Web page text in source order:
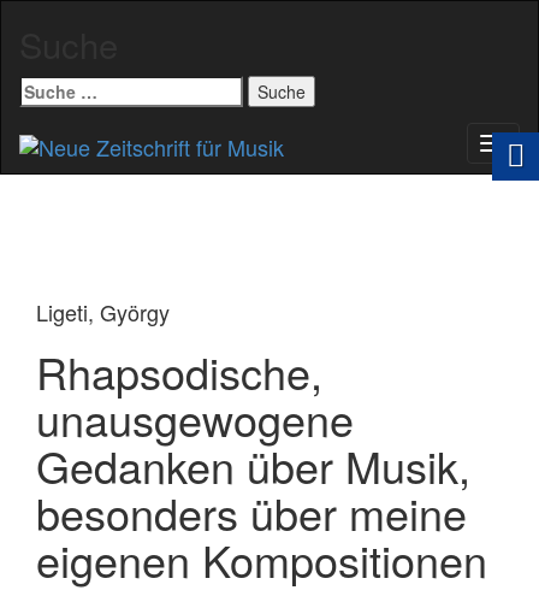
Suche
nach:
Ligeti, György
Rhapsodische,
unausgewogene
Gedanken über Musik,
besonders über meine
eigenen Kompositionen